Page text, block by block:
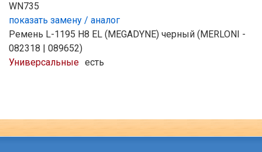
WN735
показать замену / аналог
Ремень L-1195 H8 EL (MEGADYNE) черный (MERLONI -
082318 | 089652)
Универсальные есть